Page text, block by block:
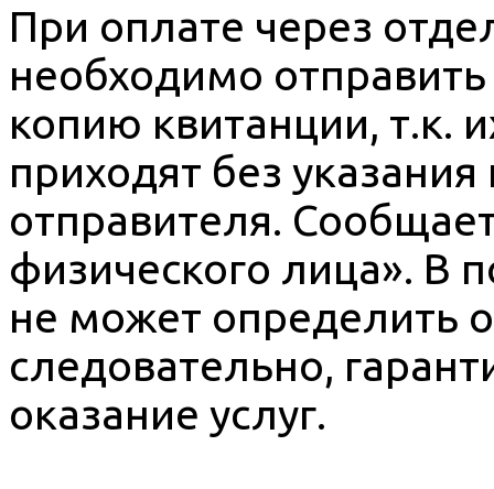
При оплате через
необходимо
копию квитанции, т.к.
приходят без
отправителя.
физического лица». В
не может определить
следовательно,
оказание услуг.